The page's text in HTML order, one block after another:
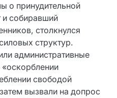
о принудительной
и собиравший
столкнулся
структур.
административные
свободой
вызвали на допрос